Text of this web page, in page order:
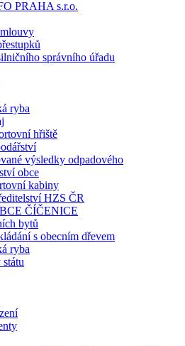
PRAHA s.r.o.
správního úřadu
ryba
hřiště
výsledky odpadového
obce
kabiny
HZS ČR
ČÍČENICE
bytů
s obecním dřevem
ryba